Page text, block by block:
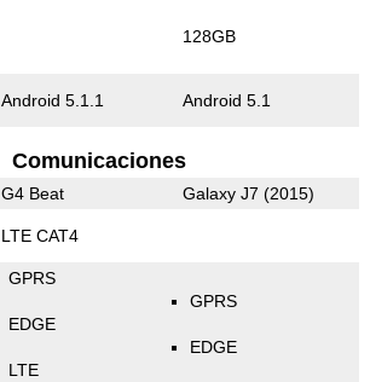
128GB
Android 5.1.1 Android 5.1
Comunicaciones
G4 Beat Galaxy J7 (2015)
LTE CAT4
GPRS
EDGE
LTE
GPRS
EDGE